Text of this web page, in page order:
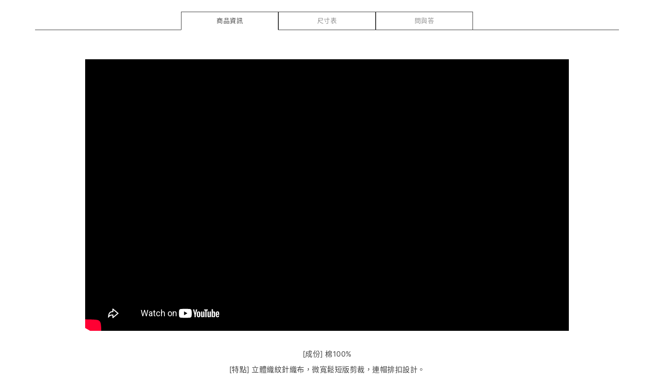
商品資訊 尺寸表 問與答
[成份] 棉100%
[特點] 立體織紋針織布，微寬鬆短版剪裁，連帽排扣設計。